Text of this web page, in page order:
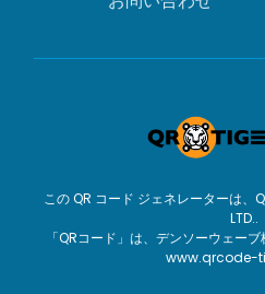
この QR コード ジェネレーターは、
LTD..
「QRコード」は、デンソーウェー
www.qrcode-